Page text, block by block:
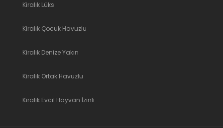
Kiralık Lüks
Kiralık Çocuk Havuzlu
Kiralık Denize Yakın
Kiralık Ortak Havuzlu
Kiralık Evcil Hayvan İzinli